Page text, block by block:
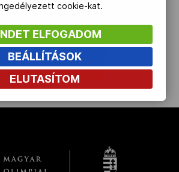
cookie-kat.
ELFOGADOM
BEÁLLÍTÁSOK
ELUTASÍTOM